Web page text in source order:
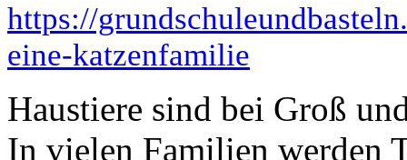
https://
eine-katzenfamilie
Haustiere sind bei Groß
In vielen Familien werden